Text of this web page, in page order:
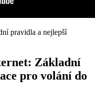
Základní
pro volání do